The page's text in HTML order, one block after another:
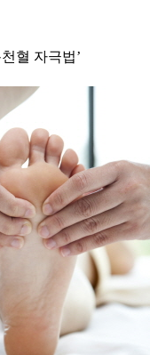
혈 자극법’